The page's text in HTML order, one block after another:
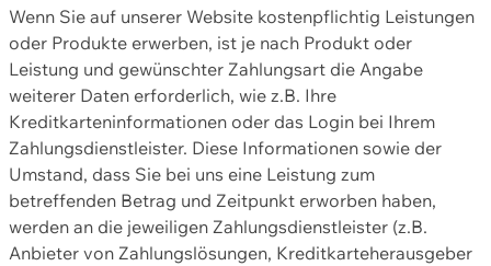
Wenn Sie auf unserer Website kostenpflichtig Leistungen
oder Produkte erwerben, ist je nach Produkt oder
Leistung und gewünschter Zahlungsart die Angabe
weiterer Daten erforderlich, wie z.B. Ihre
Kreditkarteninformationen oder das Login bei Ihrem
Zahlungsdienstleister. Diese Informationen sowie der
Umstand, dass Sie bei uns eine Leistung zum
betreffenden Betrag und Zeitpunkt erworben haben,
werden an die jeweiligen Zahlungsdienstleister (z.B.
Anbieter von Zahlungslösungen, Kreditkarteherausgeber